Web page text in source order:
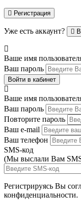
Регистрация
Уже есть аккаунт?
Ваше имя
Ваш пароль
Войти в кабинет
Ваше имя
Ваш пароль
Повторите пароль
Ваш e-mail
Ваш телефон
SMS-код
(Мы выслали Вам
Регистрируясь Вы
конфиденциальности.